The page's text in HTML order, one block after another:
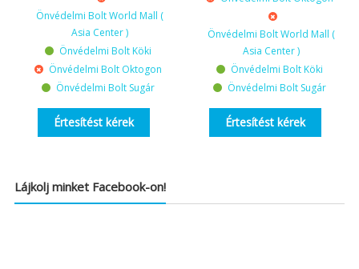
Önvédelmi Bolt World Mall (
Asia Center )
Önvédelmi Bolt Köki
Önvédelmi Bolt Oktogon
Önvédelmi Bolt Sugár
Értesítést kérek
Önvédelmi Bolt World Mall (
Asia Center )
Önvédelmi Bolt Köki
Önvédelmi Bolt Sugár
Értesítést kérek
Lájkolj minket Facebook-on!